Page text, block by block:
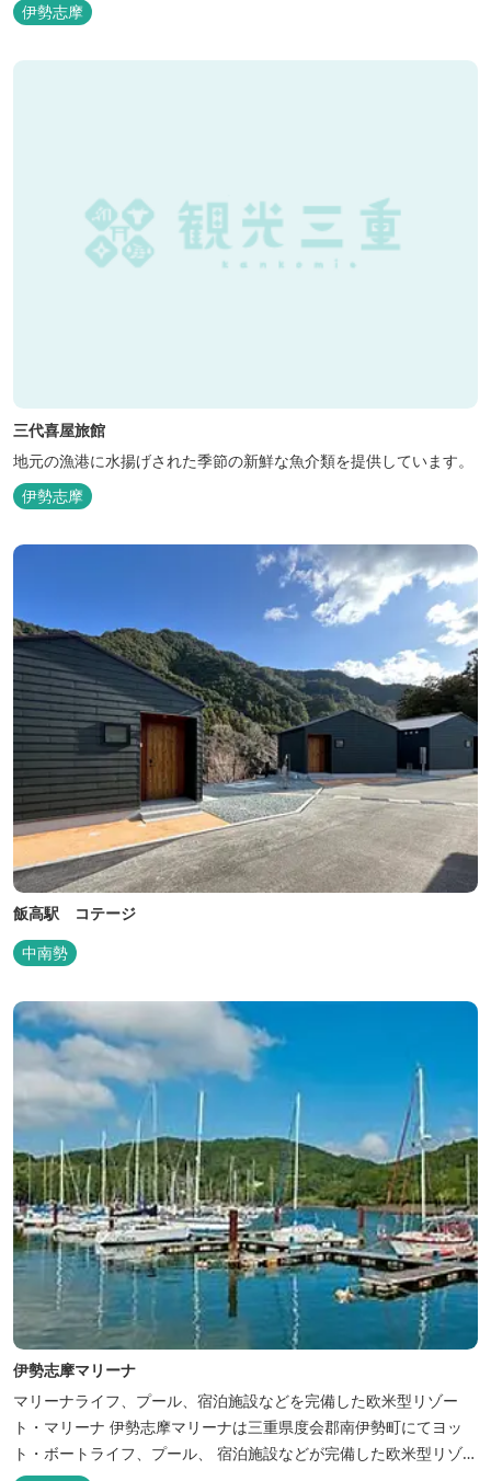
伊勢志摩
三代喜屋旅館
地元の漁港に水揚げされた季節の新鮮な魚介類を提供しています。
伊勢志摩
飯高駅 コテージ
中南勢
伊勢志摩マリーナ
マリーナライフ、プール、宿泊施設などを完備した欧米型リゾー
ト・マリーナ 伊勢志摩マリーナは三重県度会郡南伊勢町にてヨッ
ト・ボートライフ、プール、 宿泊施設などが完備した欧米型リゾー